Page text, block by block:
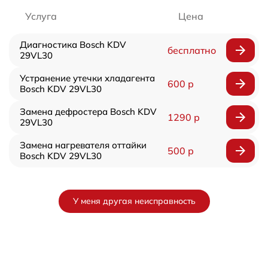
Услуга Цена
Диагностика Bosch KDV
29VL30
бесплатно
Устранение утечки хладагента
Bosch KDV 29VL30
600 р
Замена дефростера Bosch KDV
29VL30
1290 р
Замена нагревателя оттайки
Bosch KDV 29VL30
500 р
У меня другая неисправность